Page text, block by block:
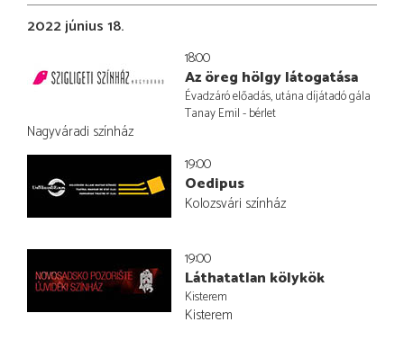
2022 június 18.
18:00
Az öreg hölgy látogatása
Évadzáró előadás, utána díjátadó gála
Tanay Emil - bérlet
Nagyváradi színház
19:00
Oedipus
Kolozsvári színház
19:00
Láthatatlan kölykök
Kisterem
Kisterem